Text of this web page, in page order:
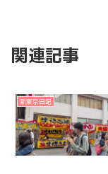
関連記事
新東京日記